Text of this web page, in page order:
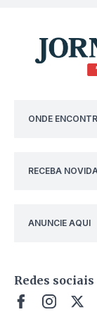
ONDE
RECEBA
ANUNCIE AQUI
Redes sociais